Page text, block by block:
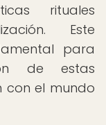
rituales
Este
para
de estas
con el mundo